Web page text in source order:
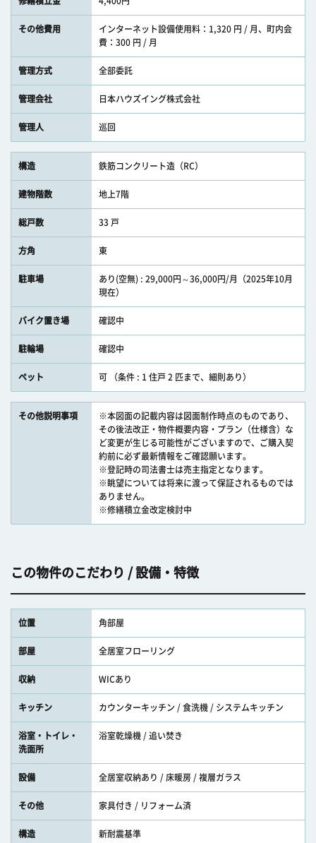
その他費用
インターネット設備使用料：1,320 円 / 月、町内会
費：300 円 / 月
管理方式 全部委託
管理会社 日本ハウズイング株式会社
管理人 巡回
構造 鉄筋コンクリート造（RC）
建物階数 地上7階
総戸数 33 戸
方角 東
駐車場
あり(空無) : 29,000円～36,000円/月（2025年10月
現在）
バイク置き場 確認中
駐輪場 確認中
ペット 可 （条件 : 1 住戸 2 匹まで、細則あり）
その他説明事項
※本図面の記載内容は図面制作時点のものであり、
その後法改正・物件概要内容・プラン（仕様含）な
ど変更が生じる可能性がございますので、ご購入契
約前に必ず最新情報をご確認願います。
※登記時の司法書士は売主指定となります。
※眺望については将来に渡って保証されるものでは
ありません。
※修繕積立金改定検討中
この物件のこだわり / 設備・特徴
位置 角部屋
部屋 全居室フローリング
収納 WICあり
キッチン カウンターキッチン / 食洗機 / システムキッチン
浴室・トイレ・
洗面所
浴室乾燥機 / 追い焚き
設備 全居室収納あり / 床暖房 / 複層ガラス
その他 家具付き / リフォーム済
構造 新耐震基準